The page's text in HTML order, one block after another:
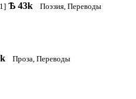
Ѣ 43k Поэзия, Переводы
Проза, Переводы